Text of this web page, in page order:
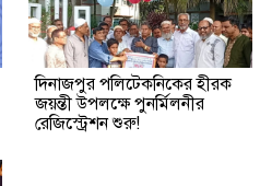
দিনাজপুর পলিটেকনিকের হীরক
জয়ন্তী উপলক্ষে পুনর্মিলনীর
রেজিস্ট্রেশন শুরু!